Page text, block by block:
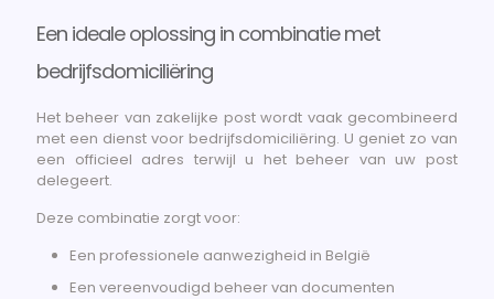
Een ideale oplossing in combinatie met
bedrijfsdomiciliëring
Het beheer van zakelijke post wordt vaak gecombineerd
met een dienst voor bedrijfsdomiciliëring. U geniet zo van
een officieel adres terwijl u het beheer van uw post
delegeert.
Deze combinatie zorgt voor:
Een professionele aanwezigheid in België
Een vereenvoudigd beheer van documenten